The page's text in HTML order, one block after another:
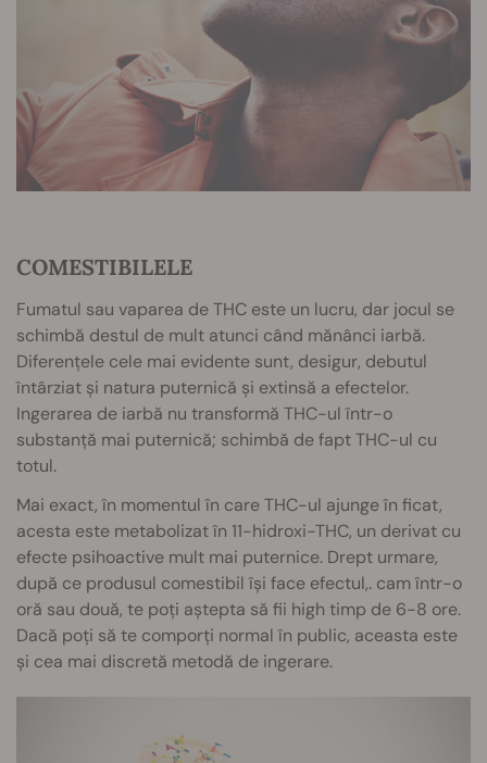
COMESTIBILELE
Fumatul sau vaparea de THC este un lucru, dar jocul se
schimbă destul de mult atunci când mănânci iarbă.
Diferențele cele mai evidente sunt, desigur, debutul
întârziat și natura puternică și extinsă a efectelor.
Ingerarea de iarbă nu transformă THC-ul într-o
substanță mai puternică; schimbă de fapt THC-ul cu
totul.
Mai exact, în momentul în care THC-ul ajunge în ficat,
acesta este metabolizat în 11-hidroxi-THC, un derivat cu
efecte psihoactive mult mai puternice. Drept urmare,
după ce produsul comestibil își face efectul,. cam într-o
oră sau două, te poți aștepta să fii high timp de 6-8 ore.
Dacă poți să te comporți normal în public, aceasta este
și cea mai discretă metodă de ingerare.